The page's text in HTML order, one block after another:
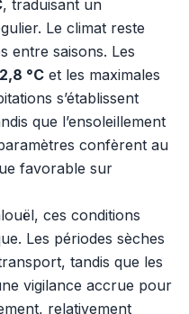
, traduisant un
Le climat reste
entre saisons. Les
2,8 °C et les maximales
s’établissent
que l’ensoleillement
confèrent au
favorable sur
ces conditions
Les périodes sèches
tandis que les
vigilance accrue pour
relativement